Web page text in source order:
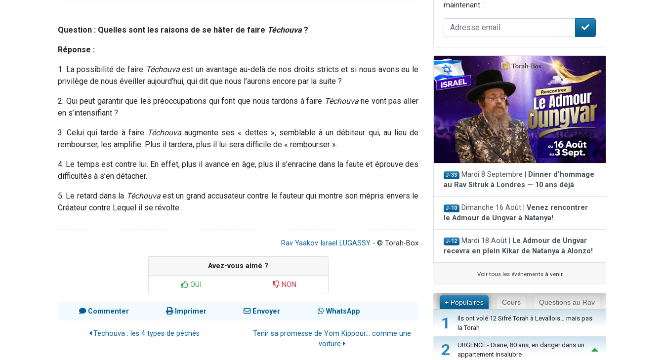
Question : Quelles sont les raisons de se hâter de faire Téchouva?
Réponse :
1. La possibilité de faire Téchouvaest un avantage au-delà de nos droits stricts et si nous avons eu le
privilège de nous éveiller aujourd’hui, qui dit que nous l’aurons encore par la suite ?
2. Qui peut garantir que les préoccupations qui font que nous tardons à faire Téchouvane vont pas aller
en s’intensifiant ?
3. Celui qui tarde à faire Téchouvaaugmente ses « dettes », semblable à un débiteur qui, au lieu de
rembourser, les amplifie. Plus il tardera, plus il lui sera difficile de « rembourser ».
4. Le temps est contre lui. En effet, plus il avance en âge, plus il s’enracine dans la faute et éprouve des
difficultés à s’en détacher.
5. Le retard dans la Téchouvaest un grand accusateur contre le fauteur qui montre son mépris envers le
Créateur contre Lequel il se révolte.
Rav Yaakov Israel LUGASSY - © Torah-Box
Avez-vous aimé ?
OUI NON
Commenter Imprimer Envoyer WhatsApp
Techouva : les 4 types de péchés
Tenir sa promesse de Yom Kippour... comme une
voiture
maintenant :
J-33 Mardi 8 Septembre |
Dinner d'hommage
au Rav Sitruk à Londres — 10 ans déjà
J-10 Dimanche 16 Août | Venez rencontrer
le Admour de Ungvar à Natanya!
J-12 Mardi 18 Août |
Le Admour de Ungvar
recevra en plein Kikar de Natanya à Alonzo!
Voir tous les événements à venir
+ Populaires Cours Questions au Rav
1
Ils ont volé 12 Sifré Torah à Levallois… mais pas
la Torah
2
URGENCE - Diane, 80 ans, en danger dans un
appartement insalubre